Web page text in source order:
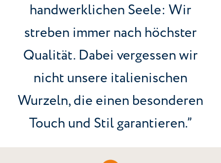
handwerklichen Seele: Wir
streben immer nach höchster
Qualität. Dabei vergessen wir
nicht unsere italienischen
Wurzeln, die einen besonderen
Touch und Stil garantieren.”